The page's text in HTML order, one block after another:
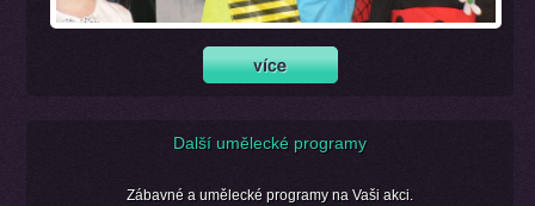
Další umělecké programy
Zábavné a umělecké programy na Vaši akci.